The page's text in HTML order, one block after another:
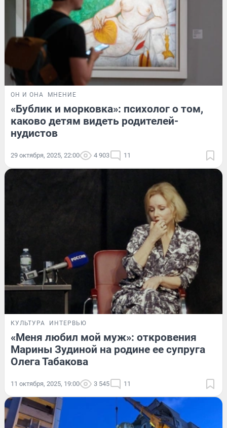
ОН И ОНА МНЕНИЕ
«Бублик и морковка»: психолог о том,
каково детям видеть родителей-
нудистов
29 октября, 2025, 22:00 4 903 11
КУЛЬТУРА ИНТЕРВЬЮ
«Меня любил мой муж»: откровения
Марины Зудиной на родине ее супруга
Олега Табакова
11 октября, 2025, 19:00 3 545 11